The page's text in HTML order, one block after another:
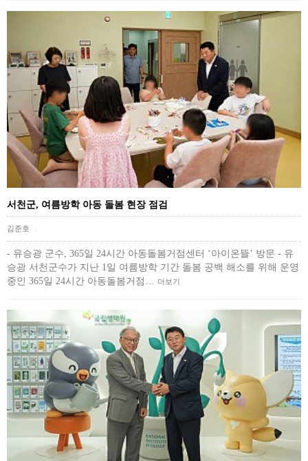
서천군, 여름방학 아동 돌봄 현장 점검
김준호
- 유승광 군수, 365일 24시간 아동돌봄거점센터 ‘아이온뜰’ 방문 - 유
승광 서천군수가 지난 1일 여름방학 기간 돌봄 공백 해소를 위해 운영
중인 365일 24시간 아동돌봄거점…
더보기